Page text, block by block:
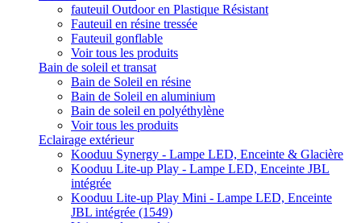
fauteuil Outdoor en Plastique Résistant
Fauteuil en résine tressée
Fauteuil gonflable
Voir tous les produits
Bain de soleil et transat
Bain de Soleil en résine
Bain de Soleil en aluminium
Bain de soleil en polyéthylène
Voir tous les produits
Eclairage extérieur
Kooduu Synergy - Lampe LED, Enceinte & Glacière
Kooduu Lite-up Play - Lampe LED, Enceinte JBL
intégrée
Kooduu Lite-up Play Mini - Lampe LED, Enceinte
JBL intégrée (1549)